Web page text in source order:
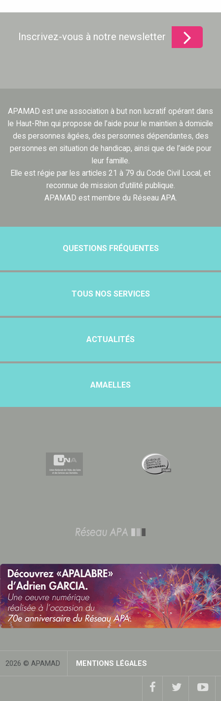
Inscrivez-vous à notre newsletter
APAMAD est une association à but non lucratif opérant dans
le Haut-Rhin qui propose de l’aide pour le maintien à domicile
des personnes âgées, des personnes dépendantes, des
personnes en situation de handicap, ainsi que de l’aide pour
leur famille.
Elle est régie par les articles 21 à 79 du Code Civil Local, et
reconnue de mission d’utilité publique.
APAMAD est membre du Réseau APA.
QUESTIONS FRÉQUENTES
TOUS NOS SERVICES
ACTUALITÉS
AMAELLES
2026 © APAMAD MENTIONS LÉGALES